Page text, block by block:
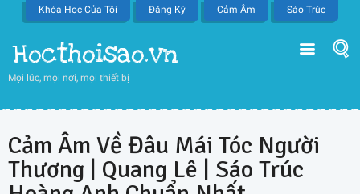
Khóa Học Của Tôi Đăng Ký Cảm Âm Sáo Trúc
Hocthoisao.vn
Mọi lúc, mọi nơi, mọi thiết bị
Cảm Âm Về Đâu Mái Tóc Người
Thương | Quang Lê | Sáo Trúc